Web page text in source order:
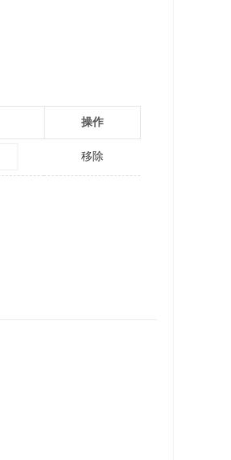
操作
移除